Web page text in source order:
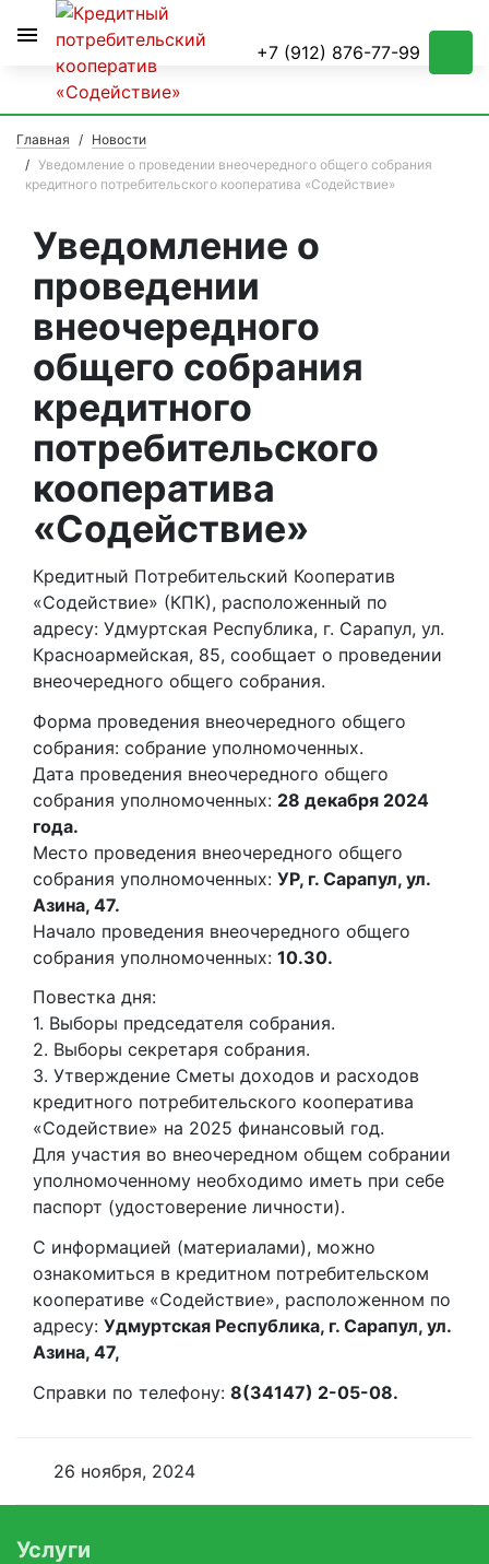
Условия займов
+7 (912) 876-77-99
Главная
Новости
Уведомление о проведении внеочередного общего собрания
кредитного потребительского кооператива «Содействие»
Уведомление о
проведении
внеочередного
общего собрания
кредитного
потребительского
кооператива
«Содействие»
Кредитный Потребительский Кооператив
«Содействие» (КПК), расположенный по
адресу: Удмуртская Республика, г. Сарапул, ул.
Красноармейская, 85, сообщает о проведении
внеочередного общего собрания.
Форма проведения внеочередного общего
собрания: собрание уполномоченных.
Дата проведения внеочередного общего
собрания уполномоченных: 28 декабря 2024
года.
Место проведения внеочередного общего
собрания уполномоченных: УР, г. Сарапул, ул.
Азина, 47.
Начало проведения внеочередного общего
собрания уполномоченных: 10.30.
Повестка дня:
1. Выборы председателя собрания.
2. Выборы секретаря собрания.
3. Утверждение Сметы доходов и расходов
кредитного потребительского кооператива
«Содействие» на 2025 финансовый год.
Для участия во внеочередном общем собрании
уполномоченному необходимо иметь при себе
паспорт (удостоверение личности).
С информацией (материалами), можно
ознакомиться в кредитном потребительском
кооперативе «Содействие», расположенном по
адресу: Удмуртская Республика, г. Сарапул, ул.
Азина, 47,
Справки по телефону: 8(34147) 2-05-08.
26 ноября, 2024
Услуги